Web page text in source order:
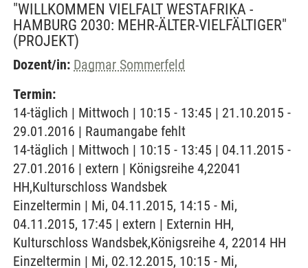
"WILLKOMMEN VIELFALT WESTAFRIKA -
HAMBURG 2030: MEHR-ÄLTER-VIELFÄLTIGER"
(PROJEKT)
Dozent/in: Dagmar Sommerfeld
Termin:
14-täglich | Mittwoch | 10:15 - 13:45 | 21.10.2015 -
29.01.2016 | Raumangabe fehlt
14-täglich | Mittwoch | 10:15 - 13:45 | 04.11.2015 -
27.01.2016 | extern | Königsreihe 4,22041
HH,Kulturschloss Wandsbek
Einzeltermin | Mi, 04.11.2015, 14:15 - Mi,
04.11.2015, 17:45 | extern | Externin HH,
Kulturschloss Wandsbek,Königsreihe 4, 22014 HH
Einzeltermin | Mi, 02.12.2015, 10:15 - Mi,